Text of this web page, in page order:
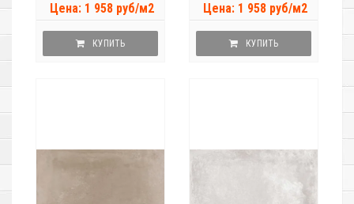
Цена: 1 958 руб/м2
КУПИТЬ
Цена: 1 958 руб/м2
КУПИТЬ